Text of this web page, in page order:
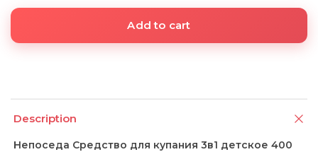
Add to cart
Description
Непоседа Средство для купания 3в1 детское 400